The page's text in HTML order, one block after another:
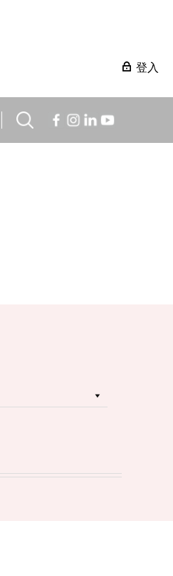
登入